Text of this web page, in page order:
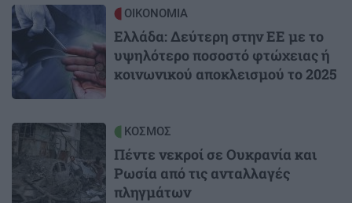
Image ΟΙΚΟΝΟΜΙΑ
Ελλάδα: Δεύτερη στην ΕΕ με το
υψηλότερο ποσοστό φτώχειας ή
κοινωνικού αποκλεισμού το 2025
Image ΚΟΣΜΟΣ
Πέντε νεκροί σε Ουκρανία και
Ρωσία από τις ανταλλαγές
πληγμάτων